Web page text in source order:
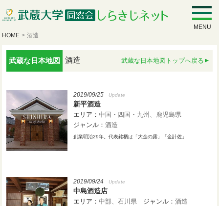
MENU
HOME > 酒造
武蔵な日本地図 酒造 武蔵な日本地図トップへ戻る
2019/09/25 Update
新平酒造
エリア：中国・四国・九州
鹿児島県
ジャンル：酒造
創業明治29年。代表銘柄は「大金の露」「金計佐」
2019/09/24 Update
中島酒造店
エリア：中部 石川県 ジャンル： 酒造